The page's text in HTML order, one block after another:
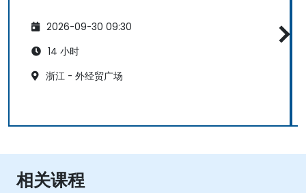
2026-09-30 09:30
14 小时
浙江 - 外经贸广场
相关课程